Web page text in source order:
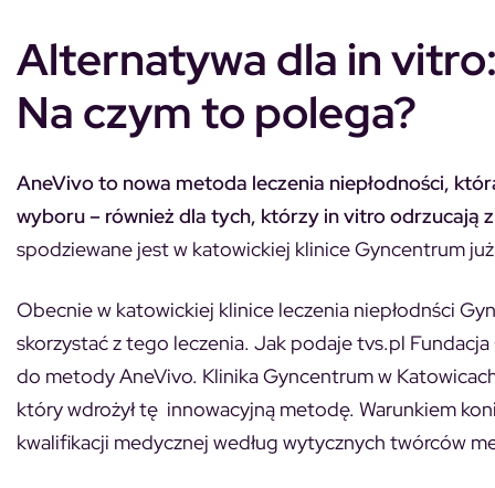
Alternatywa dla in
Na czym to polega?
AneVivo to nowa metoda leczenia niepłodności,
wyboru – również dla tych, którzy in vitro odrzucają
spodziewane jest w katowickiej klinice Gyncentrum już
Obecnie w katowickiej klinice leczenia niepłodnści
skorzystać z tego leczenia. Jak podaje tvs.pl
do metody AneVivo. Klinika Gyncentrum w
który wdrożył tę innowacyjną metodę. Warunkiem
kwalifikacji medycznej według wytycznych twórców